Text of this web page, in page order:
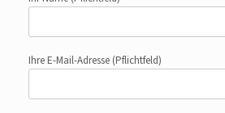
Ihre E-Mail-Adresse (Pflichtfeld)